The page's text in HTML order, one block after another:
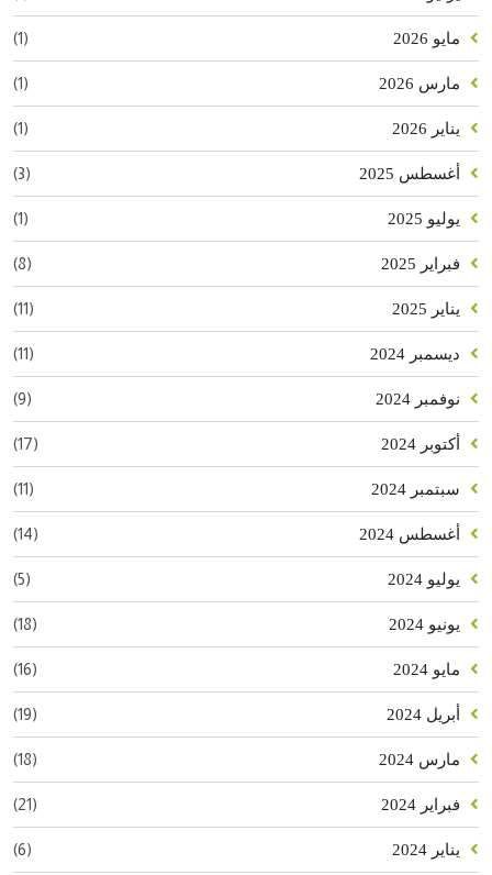
مايو 2026 (1)
مارس 2026 (1)
يناير 2026 (1)
أغسطس 2025 (3)
يوليو 2025 (1)
فبراير 2025 (8)
يناير 2025 (11)
ديسمبر 2024 (11)
نوفمبر 2024 (9)
أكتوبر 2024 (17)
سبتمبر 2024 (11)
أغسطس 2024 (14)
يوليو 2024 (5)
يونيو 2024 (18)
مايو 2024 (16)
أبريل 2024 (19)
مارس 2024 (18)
فبراير 2024 (21)
يناير 2024 (6)